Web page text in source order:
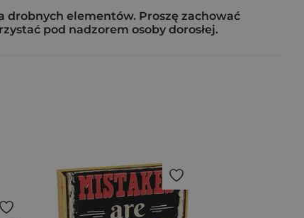
drobnych elementów. Proszę zachować
pod nadzorem osoby dorosłej.